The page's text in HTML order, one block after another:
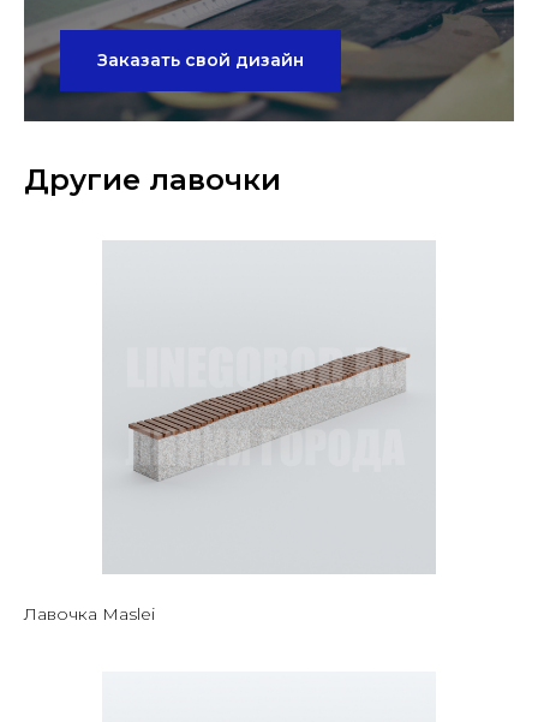
Заказать свой дизайн
Другие лавочки
Лавочка Maslei